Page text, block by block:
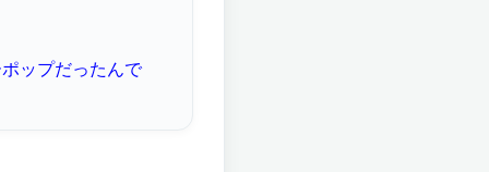
ップだったんで